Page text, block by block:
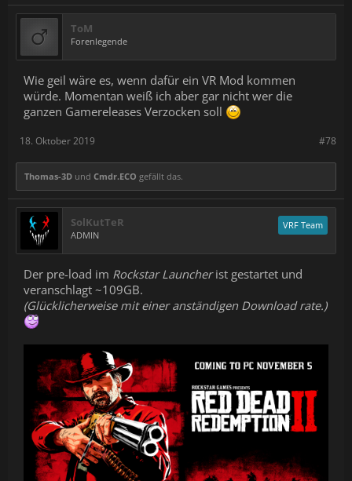
ToM
Forenlegende
Wie geil wäre es, wenn dafür ein VR Mod kommen
würde. Momentan weiß ich aber gar nicht wer die
ganzen Gamereleases Verzocken soll
#78
18. Oktober 2019
Thomas-3D und Cmdr.ECO gefällt das.
SolKutTeR
ADMIN
VRF Team
Der pre-load im Rockstar Launcherist gestartet und
veranschlagt ~109GB.
(Glücklicherweise mit einer anständigen Download rate.)